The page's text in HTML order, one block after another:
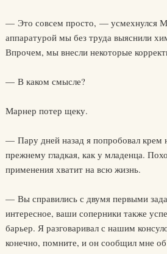
— Это совсем просто, — усмехнулся
аппаратурой мы без труда выяснили
Впрочем, мы внесли некоторые
— В каком смысле?
Марнер потер щеку.
— Пару дней назад я попробовал крем
прежнему гладкая, как у младенца.
применения хватит на всю жизнь.
— Вы справились с двумя первыми
интересное, ваши соперники также
барьер. Я разговаривал с нашим
конечно, помните, и он сообщил мне